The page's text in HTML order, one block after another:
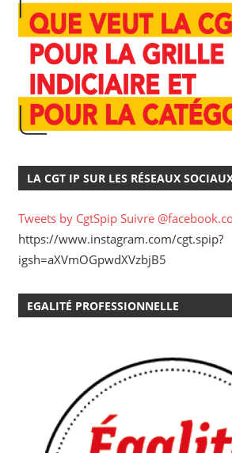
LA CGT IP SUR LES RÉSEAUX
Tweets by CgtSpip Suivre
https://www.instagram.com/cgt.spip?
igsh=aXVmOGpwdXVzbjB5
EGALITÉ PROFESSIONNELLE